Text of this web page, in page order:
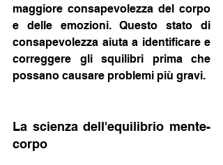
maggiore consapevolezza del corpo
e delle emozioni. Questo stato di
consapevolezza aiuta a identificare e
correggere gli squilibri prima che
possano causare problemi più gravi.
La scienza dell'equilibrio mente-
corpo